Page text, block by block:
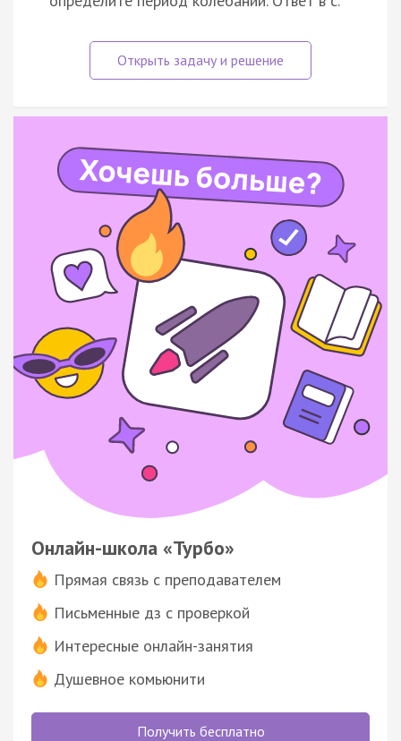
Онлайн-школа «Турбо»
Прямая связь с преподавателем
Письменные дз с проверкой
Интересные онлайн-занятия
Душевное комьюнити
Получить бесплатно